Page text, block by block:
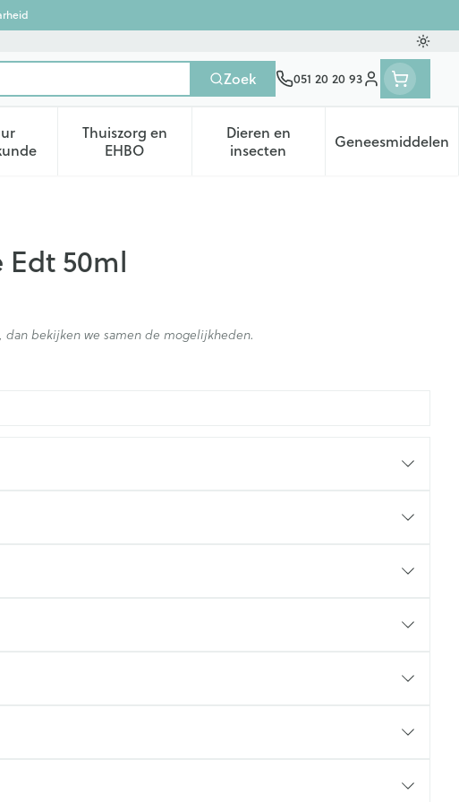
Zoek 051 20 20 93
Klant menu
categorie
50+ categorie
submenu voor Natuur geneeskunde categorie
Thuiszorg en
EHBOToon submenu voor Thuiszorg en EHBO categorie
Dieren en
insectenToon submenu voor Dieren
Geneesmiddelen
Toon
Edt 50ml
bekijken we samen de mogelijkheden.